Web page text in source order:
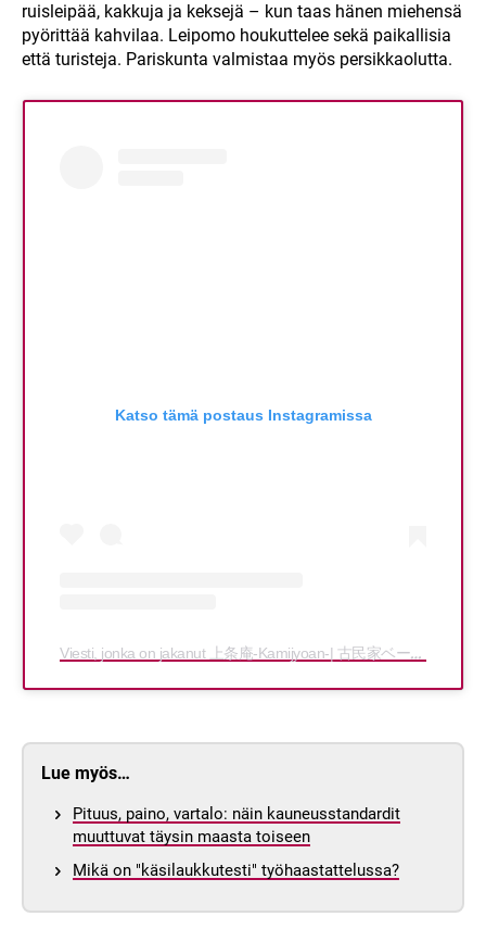
ruisleipää, kakkuja ja keksejä – kun taas hänen miehensä
pyörittää kahvilaa. Leipomo houkuttelee sekä paikallisia
että turisteja. Pariskunta valmistaa myös persikkaolutta.
Katso tämä postaus Instagramissa
Viesti, jonka on jakanut 上条庵-Kamijyoan-| 古民家ベーカリーカフェ (@kamijyoan)
Lue myös…
Pituus, paino, vartalo: näin kauneusstandardit
muuttuvat täysin maasta toiseen
Mikä on "käsilaukkutesti" työhaastattelussa?